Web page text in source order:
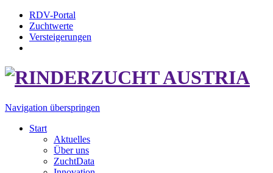
RDV-Portal
Zuchtwerte
Versteigerungen
Navigation überspringen
Start
Aktuelles
Über uns
ZuchtData